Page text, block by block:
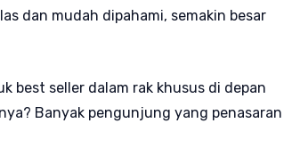
dan mudah dipahami, semakin besar
best seller dalam rak khusus di depan
Banyak pengunjung yang penasaran